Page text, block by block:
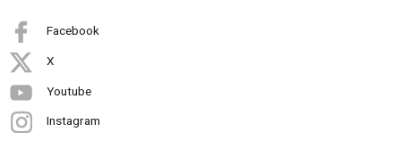
Facebook
X
Youtube
Instagram